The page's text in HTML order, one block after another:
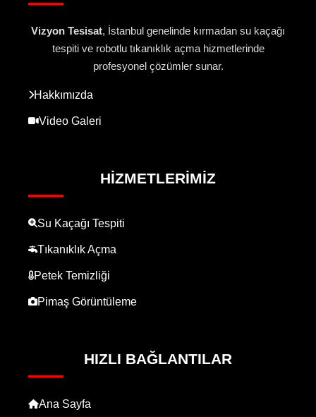
Vizyon Tesisat, İstanbul genelinde kırmadan su kaçağı
tespiti ve robotlu tıkanıklık açma hizmetlerinde
profesyonel çözümler sunar.
Hakkımızda
Video Galeri
HIZMETLERIMIZ
Su Kaçağı Tespiti
Tıkanıklık Açma
Petek Temizliği
Pimaş Görüntüleme
HIZLI BAĞLANTILAR
Ana Sayfa